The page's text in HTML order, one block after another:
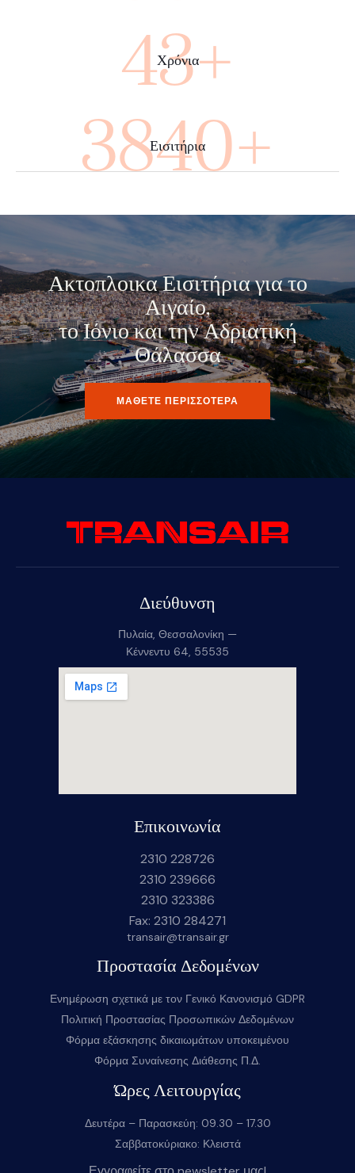
45+
Χρόνια
4000+
Εισιτήρια
Ακτοπλοικα Εισιτήρια για το
Αιγαίο,
το Ιόνιο και την Αδριατική
Θάλασσα
ΜΑΘΕΤΕ ΠΕΡΙΣΣΟΤΕΡΑ
Διεύθυνση
Πυλαία, Θεσσαλονίκη —
Κέννεντυ 64, 55535
Επικοινωνία
2310 228726
2310 239666
2310 323386
Fax: 2310 284271
transair@transair.gr
Προστασία Δεδομένων
Ενημέρωση σχετικά με τον Γενικό Κανονισμό GDPR
Πολιτική Προστασίας Προσωπικών Δεδομένων
Φόρμα εξάσκησης δικαιωμάτων υποκειμένου
Φόρμα Συναίνεσης Διάθεσης Π.Δ.
Ώρες Λειτουργίας
Δευτέρα – Παρασκεύη: 09.30 – 17.30
Σαββατοκύριακο: Κλειστά